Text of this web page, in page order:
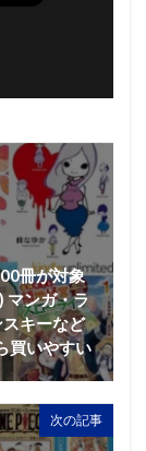
冊が対象
マンガ・ラ
キーなど
買いやすい
次の記事